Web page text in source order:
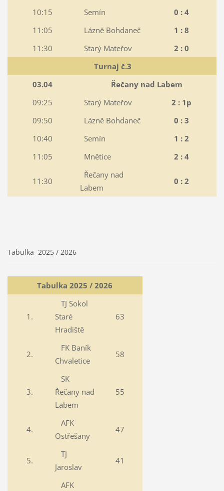
10:15
Semín
0 : 4
11:05
Lázně Bohdaneč
1 : 8
11:30
Starý Mateřov
2 : 0
Turnaj č.3
03.04
Řečany nad Labem
09:25
Starý Mateřov
2 : 1p
09:50
Lázně Bohdaneč
0 : 3
10:40
Semín
1 : 2
11:05
Mnětice 2 : 4
11:30
Řečany nad
Labem
0 : 2
Tabulka 2025 / 2026
Tabulka 2025 / 2026
1.
TJ Sokol
Staré
Hradiště
63
2.
FK Baník
Chvaletice
58
3.
SK
Řečany nad
Labem
55
4.
AFK
Ostřešany
47
5.
TJ
Jaroslav
41
AFK